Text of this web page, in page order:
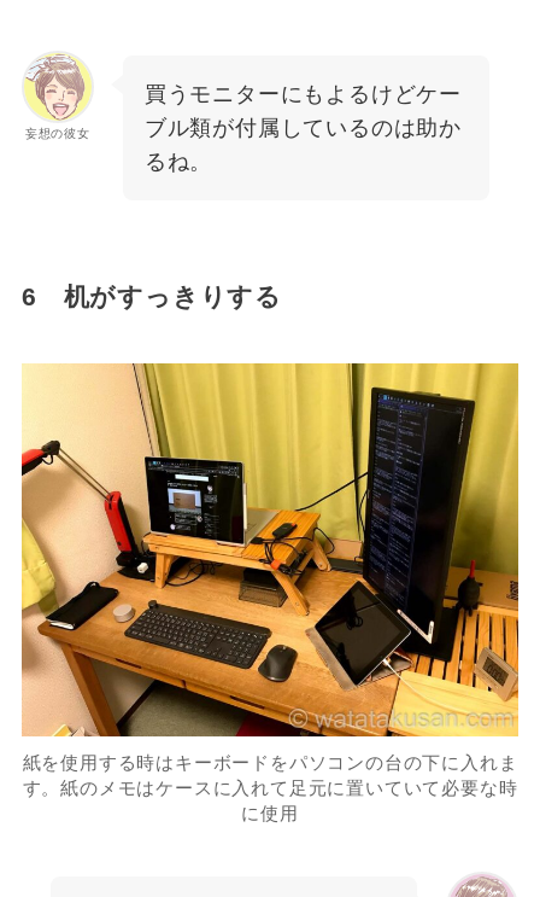
妄想の彼女
買うモニターにもよるけどケー
ブル類が付属しているのは助か
るね。
6 机がすっきりする
紙を使用する時はキーボードをパソコンの台の下に入れま
す。紙のメモはケースに入れて足元に置いていて必要な時
に使用